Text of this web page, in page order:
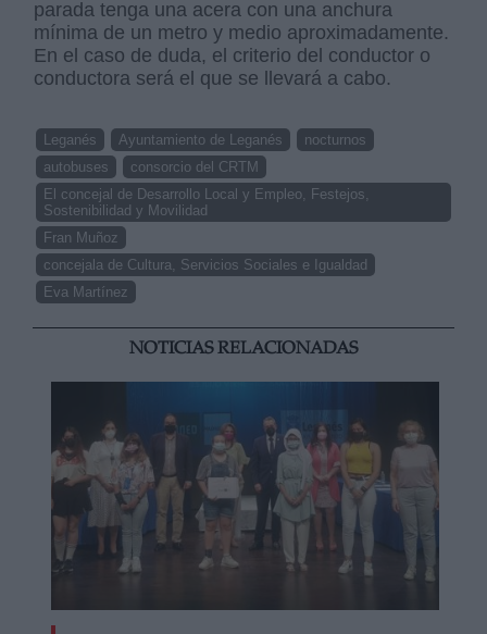
parada tenga una acera con una anchura
mínima de un metro y medio aproximadamente.
En el caso de duda, el criterio del conductor o
conductora será el que se llevará a cabo.
Leganés Ayuntamiento de Leganés
nocturnos
autobuses
consorcio del CRTM
El concejal de Desarrollo Local y Empleo, Festejos,
Sostenibilidad y Movilidad
Fran Muñoz
concejala de Cultura, Servicios Sociales e Igualdad
Eva Martínez
NOTICIAS RELACIONADAS